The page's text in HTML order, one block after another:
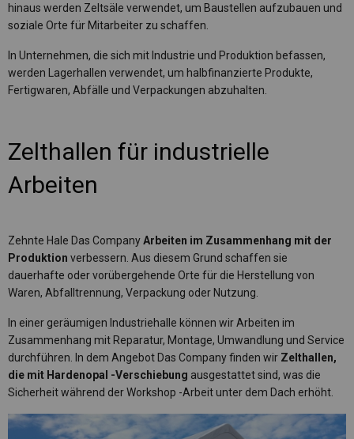
hinaus werden Zeltsäle verwendet, um Baustellen aufzubauen und
soziale Orte für Mitarbeiter zu schaffen.
In Unternehmen, die sich mit Industrie und Produktion befassen,
werden Lagerhallen verwendet, um halbfinanzierte Produkte,
Fertigwaren, Abfälle und Verpackungen abzuhalten.
Zelthallen für industrielle
Arbeiten
Zehnte Hale Das CompanyArbeiten im Zusammenhang mit der
Produktion verbessern. Aus diesem Grund schaffen sie
dauerhafte oder vorübergehende Orte für die Herstellung von
Waren, Abfalltrennung, Verpackung oder Nutzung.
In einer geräumigen Industriehalle können wir Arbeiten im
Zusammenhang mit Reparatur, Montage, Umwandlung und Service
durchführen. In dem Angebot Das Company finden wir Zelthallen,
die mit Hardenopal -Verschiebung ausgestattet sind, was die
Sicherheit während der Workshop -Arbeit unter dem Dach erhöht.